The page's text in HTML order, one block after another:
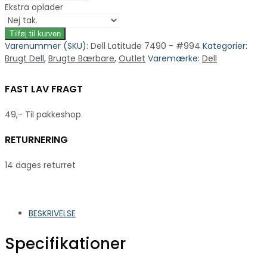
Ekstra oplader
Tilføj til kurven
Varenummer (SKU): Dell Latitude 7490 - #994 Kategorier:
Brugt Dell, Brugte Bærbare, Outlet Varemærke: Dell
FAST LAV FRAGT
49,- Til pakkeshop.
RETURNERING
14 dages returret
BESKRIVELSE
Specifikationer